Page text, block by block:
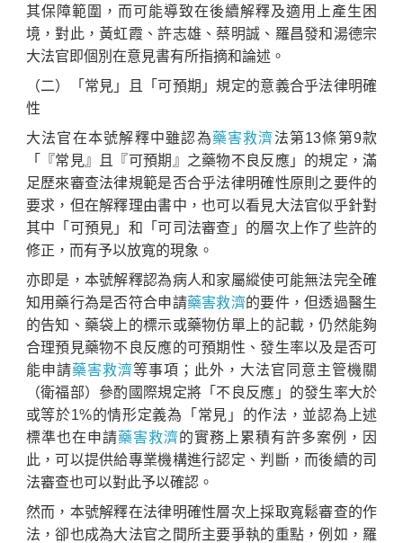
其保障範圍，而可能導致在後續解釋及適用上產生困
境，對此，黃虹霞、許志雄、蔡明誠、羅昌發和湯德宗
大法官即個別在意見書有所指摘和論述。
（二）「常見」且「可預期」規定的意義合乎法律明確
性
大法官在本號解釋中雖認為藥害救濟法第13條第9款
「『常見』且『可預期』之藥物不良反應」的規定，滿
足歷來審查法律規範是否合乎法律明確性原則之要件的
要求，但在解釋理由書中，也可以看見大法官似乎針對
其中「可預見」和「可司法審查」的層次上作了些許的
修正，而有予以放寬的現象。
亦即是，本號解釋認為病人和家屬縱使可能無法完全確
知用藥行為是否符合申請藥害救濟的要件，但透過醫生
的告知、藥袋上的標示或藥物仿單上的記載，仍然能夠
合理預見藥物不良反應的可預期性、發生率以及是否可
能申請藥害救濟等事項；此外，大法官同意主管機關
（衛福部）參酌國際規定將「不良反應」的發生率大於
或等於1%的情形定義為「常見」的作法，並認為上述
標準也在申請藥害救濟的實務上累積有許多案例，因
此，可以提供給專業機構進行認定、判斷，而後續的司
法審查也可以對此予以確認。
然而，本號解釋在法律明確性層次上採取寬鬆審查的作
法，卻也成為大法官之間所主要爭執的重點，例如，羅